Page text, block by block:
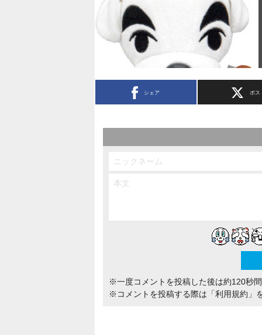
シェア ポス
※一度コメントを投稿した後は約120秒
※コメントを投稿する際は 「利用規約」